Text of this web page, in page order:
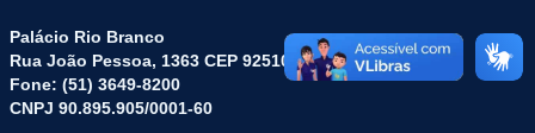
Palácio Rio Branco
Rua João Pessoa, 1363 CEP 92510-045
Fone: (51) 3649-8200
CNPJ 90.895.905/0001-60